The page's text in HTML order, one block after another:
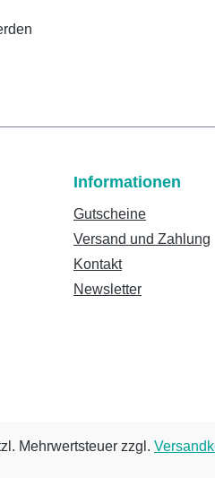
Informationen
Gutscheine
Versand und Zahlung
Kontakt
Newsletter
Mehrwertsteuer zzgl.